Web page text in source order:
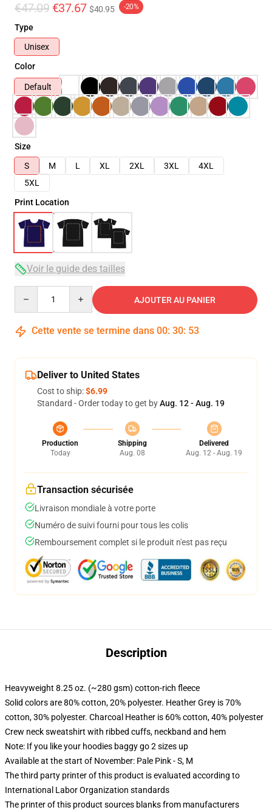
€47.09 €37.67 $40.95 -20%
Type
Unisex
Color
Default
Size
S
M L XL 2XL 3XL
4XL
5XL
Print Location
Voir le guide des tailles
AJOUTER AU PANIER
Cette vente se termine dans 00: 30: 53
Deliver to United States
Cost to ship:$6.99
Standard - Order today to get byAug. 12 - Aug. 19
Production
Today
Shipping
Aug. 08
Delivered
Aug. 12 - Aug. 19
Transaction sécurisée
Livraison mondiale à votre porte
Numéro de suivi fourni pour tous les colis
Remboursement complet si le produit n'est pas reçu
Description
Heavyweight 8.25 oz. (~280 gsm) cotton-rich fleece
Solid colors are 80% cotton, 20% polyester. Heather Grey is 70%
cotton, 30% polyester. Charcoal Heather is 60% cotton, 40% polyester
Crew neck sweatshirt with ribbed cuffs, neckband and hem
Note: If you like your hoodies baggy go 2 sizes up
Available at the start of November: Pale Pink - S, M
The third party printer of this product is evaluated according to
International Labor Organization standards
The printer of this product sources blanks from manufacturers